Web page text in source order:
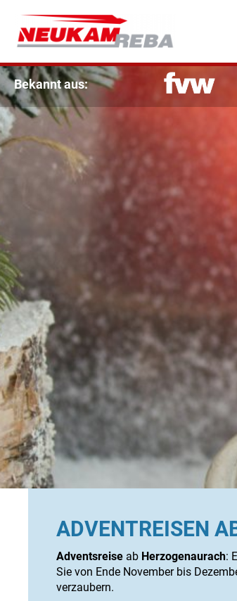
Bekannt aus:
ADVENTREISEN
Adventsreise ab Herzogenaurach:
Sie von Ende November bis
verzaubern.